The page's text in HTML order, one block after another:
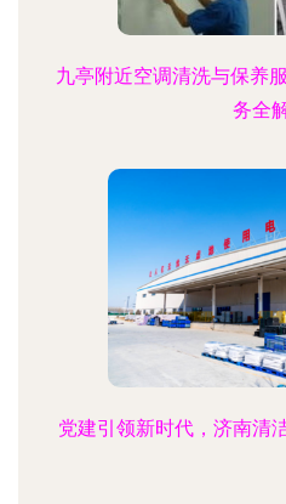
九亭附近空调清洗与保养
务全
党建引领新时代，济南清